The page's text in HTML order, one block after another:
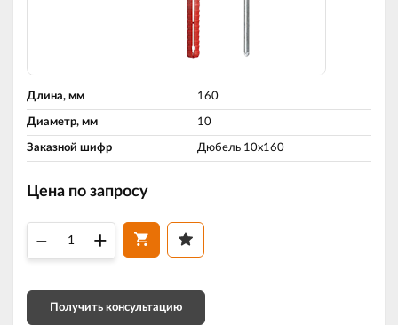
Длина, мм 160
Диаметр, мм 10
Заказной шифр Дюбель 10х160
Цена по запросу
– +
Получить консультацию